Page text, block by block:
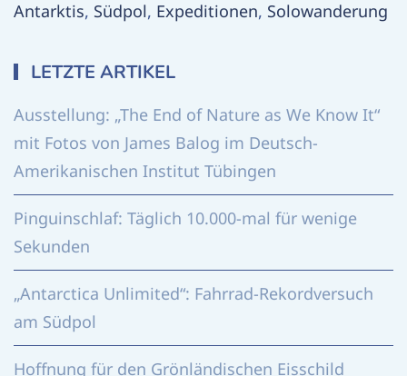
Antarktis, Südpol, Expeditionen, Solowanderung
LETZTE ARTIKEL
Ausstellung: „The End of Nature as We Know It“
mit Fotos von James Balog im Deutsch-
Amerikanischen Institut Tübingen
Pinguinschlaf: Täglich 10.000-mal für wenige
Sekunden
„Antarctica Unlimited“: Fahrrad-Rekordversuch
am Südpol
Hoffnung für den Grönländischen Eisschild